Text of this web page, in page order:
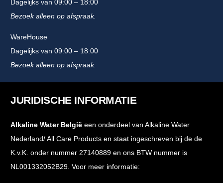
Dagelijks van 09:00 – 18:00
Bezoek alleen op afspraak.
WareHouse
Dagelijks van 09:00 – 18:00
Bezoek alleen op afspraak.
JURIDISCHE INFORMATIE
Alkaline Water België een onderdeel van Alkaline Water
Nederland/ All Care Products en staat ingeschreven bij de de
K.v.K. onder nummer 27140889 en ons BTW nummer is
NL001332052B29. Voor meer informatie: